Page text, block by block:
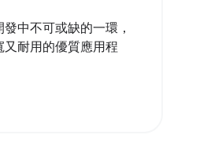
中不可或缺的一環，
耐用的優質應用程